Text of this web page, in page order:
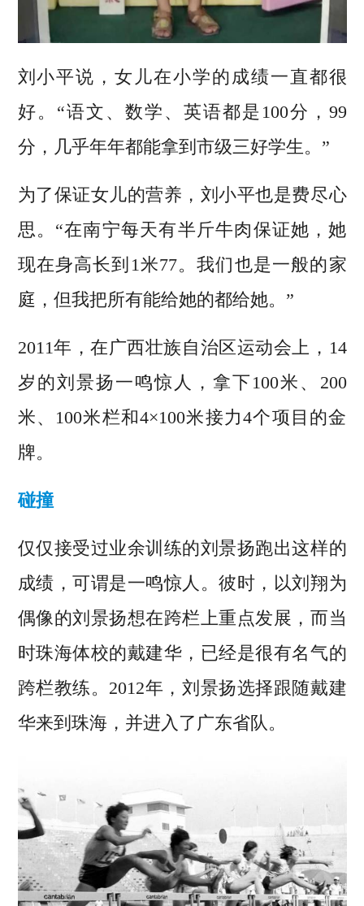
刘小平说，女儿在小学的成绩一直都很
好。“语文、数学、英语都是100分，99
分，几乎年年都能拿到市级三好学生。”
为了保证女儿的营养，刘小平也是费尽心
思。“在南宁每天有半斤牛肉保证她，她
现在身高长到1米77。我们也是一般的家
庭，但我把所有能给她的都给她。”
2011年，在广西壮族自治区运动会上，14
岁的刘景扬一鸣惊人，拿下100米、200
米、100米栏和4×100米接力4个项目的金
牌。
碰撞
仅仅接受过业余训练的刘景扬跑出这样的
成绩，可谓是一鸣惊人。彼时，以刘翔为
偶像的刘景扬想在跨栏上重点发展，而当
时珠海体校的戴建华，已经是很有名气的
跨栏教练。2012年，刘景扬选择跟随戴建
华来到珠海，并进入了广东省队。